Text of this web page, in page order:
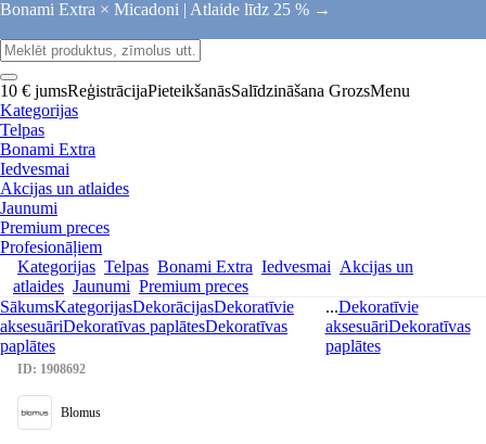
Bonami Extra × Micadoni | Atlaide līdz 25 % →
10 € jumsReģistrācijaPieteikšanāsSalīdzināšana GrozsMenu
Kategorijas
Telpas
Bonami Extra
Iedvesmai
Akcijas un atlaides
Jaunumi
Premium preces
Profesionāļiem
Kategorijas Telpas Bonami Extra Iedvesmai Akcijas un
atlaides Jaunumi Premium preces
SākumsKategorijasDekorācijasDekoratīvie
aksesuāriDekoratīvas paplātesDekoratīvas
paplātes
...Dekoratīvie
aksesuāriDekoratīvas
paplātes
ID: 1908692
Blomus